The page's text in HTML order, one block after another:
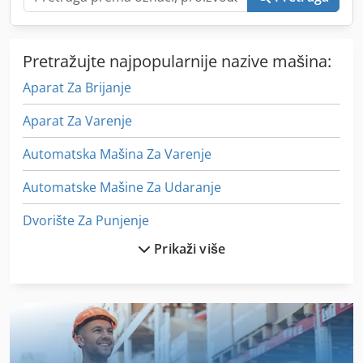
Pretražujte najpopularnije nazive mašina:
Aparat Za Brijanje
Aparat Za Varenje
Automatska Mašina Za Varenje
Automatske Mašine Za Udaranje
Dvorište Za Punjenje
Izvor Za Raspoređivanje Opterećenja
Mašina Za Vezenje
Mlin Za Uređaj
Prikaži više